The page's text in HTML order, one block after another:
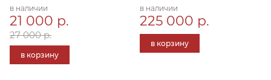
в наличии
21 000 р.
27 000 р.
в корзину
в наличии
225 000 р.
в корзину